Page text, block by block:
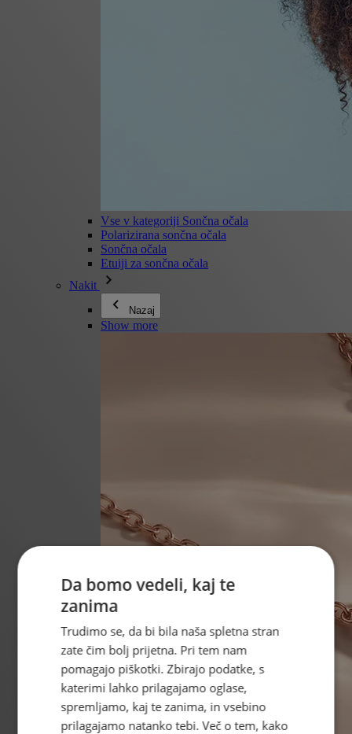
Vse v kategoriji Sončna očala
Polarizirana sončna očala
Sončna očala
Etuiji za sončna očala
Nakit
Nazaj
Show more
Da bomo vedeli, kaj te
zanima
Trudimo se, da bi bila naša spletna stran
zate čim bolj prijetna. Pri tem nam
pomagajo piškotki. Zbirajo podatke, s
katerimi lahko prilagajamo oglase,
spremljamo, kaj te zanima, in vsebino
prilagajamo natanko tebi. Več o tem, kako